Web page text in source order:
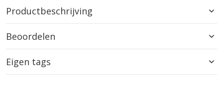
Productbeschrijving
Beoordelen
Eigen tags